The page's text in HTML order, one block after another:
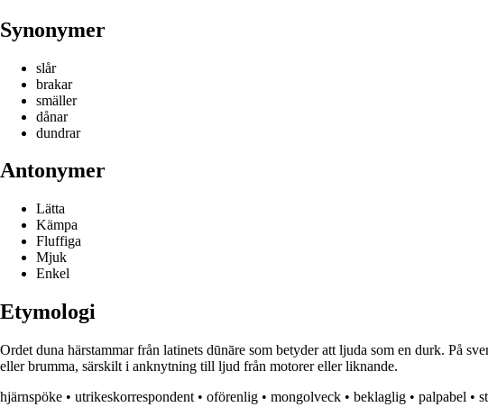
Synonymer
slår
brakar
smäller
dånar
dundrar
Antonymer
Lätta
Kämpa
Fluffiga
Mjuk
Enkel
Etymologi
Ordet duna härstammar från latinets dūnāre som betyder att ljuda som en durk. På
eller brumma, särskilt i anknytning till ljud från motorer eller liknande.
hjärnspöke • utrikeskorrespondent • oförenlig • mongolveck • beklaglig • palpabel •